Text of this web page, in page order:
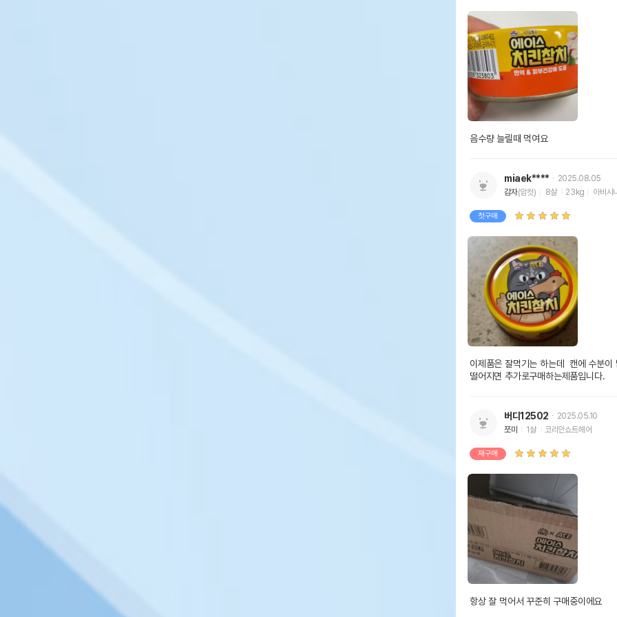
음수량 늘릴때 먹여요
miaek****
2025.08.05
감자(암컷) 8살 23kg 아비시
첫구매
이제품은 잘먹기는 하는데  캔에 수분
떨어지면 추가로구매하는제품입니다.
버디12502
2025.05.10
쪼미
1살 코리안쇼트헤어
재구매
항상 잘 먹어서 꾸준히 구매중이에요